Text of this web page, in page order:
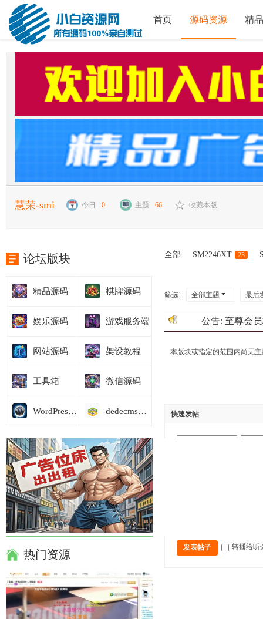
首页 源码资源 精
慧荣-smi 今日 0 主题 66 收藏本版
全部 SM2246XT 23
筛选: 全部主题 最后
公告: 至尊会
本版块或指定的范围内尚无
快速发帖
发表帖子 转播给听
论坛版块
精品源码 棋牌源码
娱乐源码 游戏服务端
网站源码 架设教程
工具箱 微信源码
WordPress模板 dedecms商业模板
热门资源